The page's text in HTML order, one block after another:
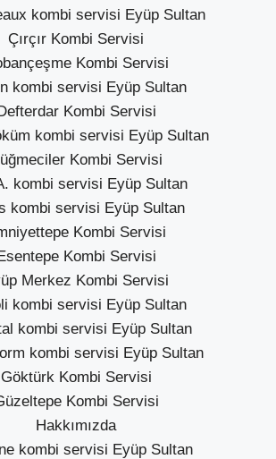
kombi servisi Eyüp Sultan
Çırçır Kombi Servisi
Kombi Servisi
kombi servisi Eyüp Sultan
Kombi Servisi
kombi servisi Eyüp Sultan
Kombi Servisi
kombi servisi Eyüp Sultan
kombi servisi Eyüp Sultan
Kombi Servisi
Kombi Servisi
Merkez Kombi Servisi
kombi servisi Eyüp Sultan
kombi servisi Eyüp Sultan
kombi servisi Eyüp Sultan
Göktürk Kombi Servisi
Kombi Servisi
Hakkımızda
kombi servisi Eyüp Sultan